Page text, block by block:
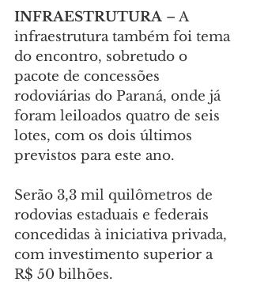
INFRAESTRUTURA – A
infraestrutura também foi tema
do encontro, sobretudo o
pacote de concessões
rodoviárias do Paraná, onde já
foram leiloados quatro de seis
lotes, com os dois últimos
previstos para este ano.
Serão 3,3 mil quilômetros de
rodovias estaduais e federais
concedidas à iniciativa privada,
com investimento superior a
R$ 50 bilhões.